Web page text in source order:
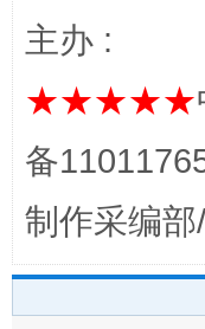
千年窑
主办 :
★★★★★
备
制作采编